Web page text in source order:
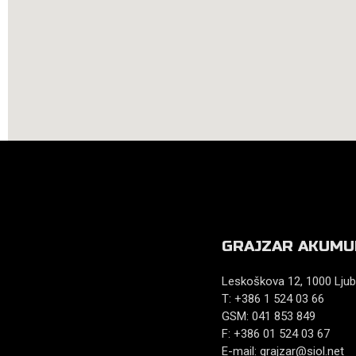
GRAJZAR
Leskoškova 12, 1000
T: +386 1 524 03 66
GSM: 041 853 849
F: +386 01 524 03 67
E-mail: grajzar@siol.net